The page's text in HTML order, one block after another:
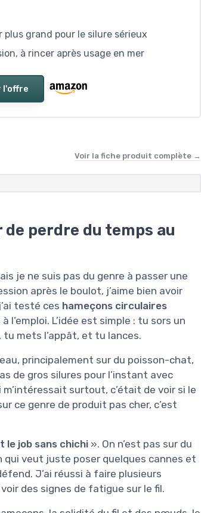
grand pour le silure sérieux
à rincer après usage en mer
l'offre
Voir la fiche produit complète →
perdre du temps au
je ne suis pas du genre à passer une
après le boulot, j’aime bien avoir
testé ces hameçons circulaires
l’emploi. L’idée est simple : tu sors un
mets l’appât, et tu lances.
principalement sur du poisson-chat,
de gros silures pour l’instant avec
surtout, c’était de voir si le
ce genre de produit pas cher, c’est
le job sans chichi ». On n’est pas sur du
qui veut juste poser quelques cannes et
J’ai réussi à faire plusieurs
des signes de fatigue sur le fil.